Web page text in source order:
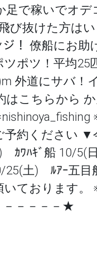
足で稼いでオ
び抜けた方は
ジ！ 僚船にお
ツポツ！平均
外道にサバ
こちらから か
予約ください
ｶﾜﾊｷﾞ船 10/
25(土) ﾙｱｰ五
いております。
－－－－－★